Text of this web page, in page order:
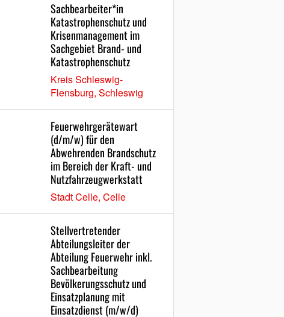
Sachbearbeiter*in
Katastrophenschutz und
Krisenmanagement im
Sachgebiet Brand- und
Katastrophenschutz
Kreis Schleswig-
Flensburg, Schleswig
Feuerwehrgerätewart
(d/m/w) für den
Abwehrenden Brandschutz
im Bereich der Kraft- und
Nutzfahrzeugwerkstatt
Stadt Celle, Celle
Stellvertretender
Abteilungsleiter der
Abteilung Feuerwehr inkl.
Sachbearbeitung
Bevölkerungsschutz und
Einsatzplanung mit
Einsatzdienst (m/w/d)